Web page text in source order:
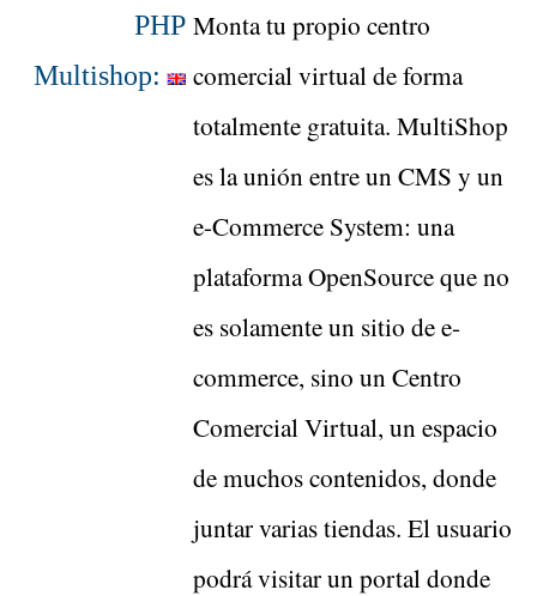
PHP
Multishop:
Monta tu propio centro
comercial virtual de forma
totalmente gratuita. MultiShop
es la unión entre un CMS y un
e-Commerce System: una
plataforma OpenSource que no
es solamente un sitio de e-
commerce, sino un Centro
Comercial Virtual, un espacio
de muchos contenidos, donde
juntar varias tiendas. El usuario
podrá visitar un portal donde